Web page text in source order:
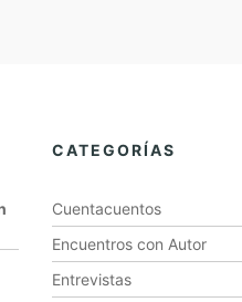
CATEGORÍAS
Cuentacuentos
Encuentros con Autor
Entrevistas